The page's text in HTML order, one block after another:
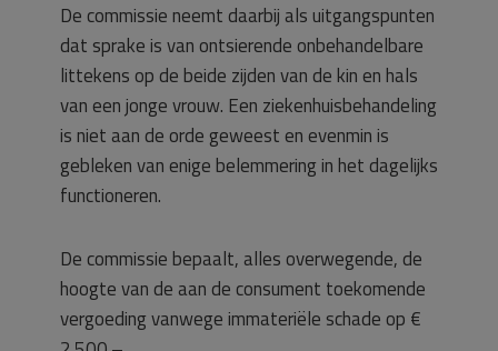
De commissie neemt daarbij als uitgangspunten
dat sprake is van ontsierende onbehandelbare
littekens op de beide zijden van de kin en hals
van een jonge vrouw. Een ziekenhuisbehandeling
is niet aan de orde geweest en evenmin is
gebleken van enige belemmering in het dagelijks
functioneren.
De commissie bepaalt, alles overwegende, de
hoogte van de aan de consument toekomende
vergoeding vanwege immateriële schade op €